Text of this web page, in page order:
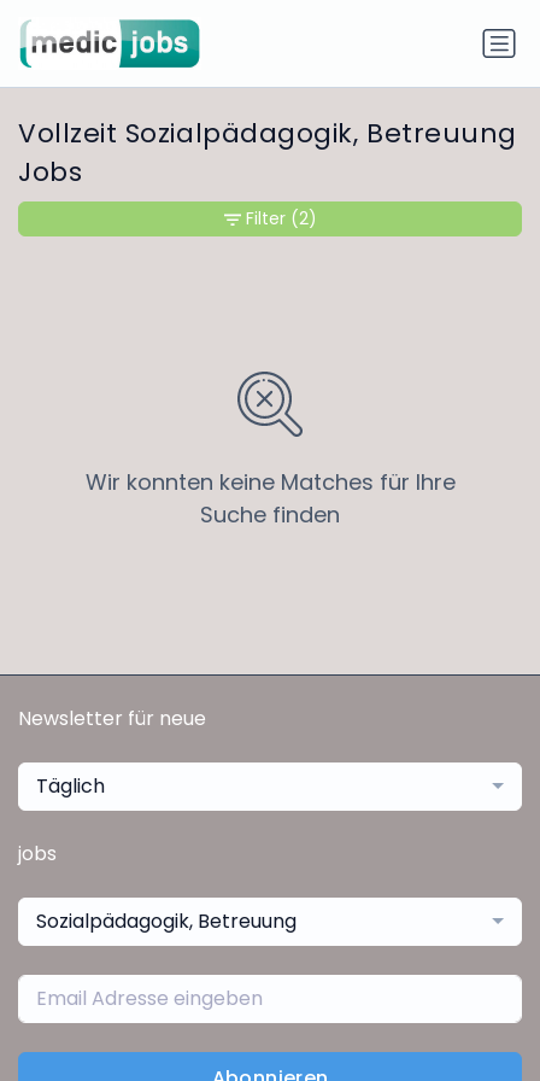
Vollzeit Sozialpädagogik, Betreuung
Jobs
Wir konnten keine Matches für Ihre
Suche finden
Filter (2)
Newsletter für neue
Täglich
jobs
Sozialpädagogik, Betreuung